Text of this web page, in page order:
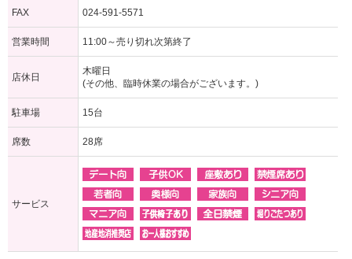
FAX 024-591-5571
営業時間 11:00～売り切れ次第終了
店休日
木曜日
(その他、臨時休業の場合がございます。)
駐車場 15台
席数 28席
サービス